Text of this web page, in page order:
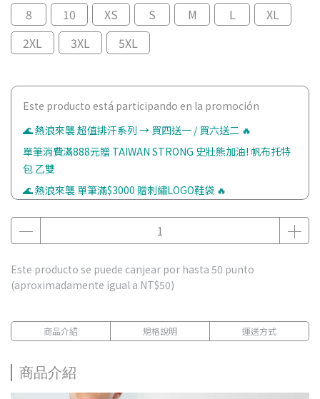
8
10 XS S M L
XL
2XL
3XL 5XL
Este producto está participando en la promoción
🌊 熱浪來襲 超值排汗系列 → 買四送一 / 買六送二 🔥
單筆消費滿888元贈 TAIWAN STRONG 史壯熊加油! 帆布托特
包 乙雙
🌊 熱浪來襲 單筆滿$3000 贈刺繡LOGO鞋袋 🔥
Este producto se puede canjear por hasta 50 punto
(aproximadamente igual a NT$50)
商品介紹 規格說明 運送方式
商品介紹